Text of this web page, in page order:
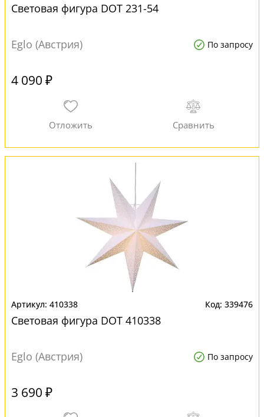
Световая фигура DOT 231-54
Eglo (Австрия) По запросу
4 090 ₽
410338 339476
Световая фигура DOT 410338
Eglo (Австрия) По запросу
3 690 ₽